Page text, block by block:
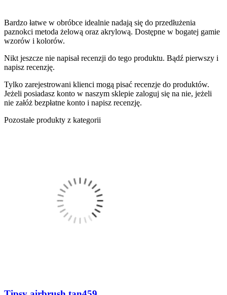
Bardzo łatwe w obróbce idealnie nadają się do przedłużenia
paznokci metoda żelową oraz akrylową. Dostępne w bogatej gamie
wzorów i kolorów.
Nikt jeszcze nie napisał recenzji do tego produktu. Bądź pierwszy i
napisz recenzję.
Tylko zarejestrowani klienci mogą pisać recenzje do produktów.
Jeżeli posiadasz konto w naszym sklepie zaloguj się na nie, jeżeli
nie załóż bezpłatne konto i napisz recenzję.
Pozostałe produkty z kategorii